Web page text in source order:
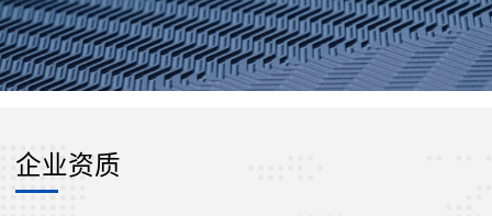
企业资质